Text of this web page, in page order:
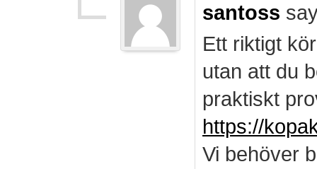
santoss
Ett riktigt
utan att du
praktiskt
https://
Vi behöver